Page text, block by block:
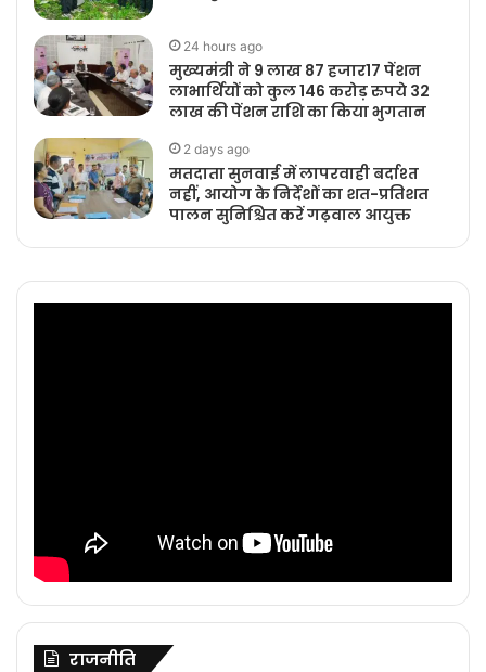
24 hours ago
मुख्यमंत्री ने 9 लाख 87 हजार17 पेंशन
लाभार्थियों को कुल 146 करोड़ रुपये 32
लाख की पेंशन राशि का किया भुगतान
2 days ago
मतदाता सुनवाई में लापरवाही बर्दाश्त
नहीं, आयोग के निर्देशों का शत-प्रतिशत
पालन सुनिश्चित करें गढ़वाल आयुक्त
राजनीति